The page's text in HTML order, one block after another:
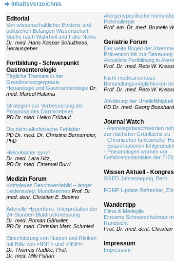
Inhaltsverzeichnis
Editorial
Von wissenschaftlicher Evidenz und
politischen Belangen Wissenschaft,
Suche nach Wahrheit und Fake News
Dr. med. Hans Kaspar Schulthess,
Herausgeber
Fortbildung - Schwerpunkt
Gastroenterologie
Tägliche Themata in der
Grundversorgerpraxis
Hepatologie und Gastroenterologie Dr.
med. Marcel Halama
Strategien zur Verbesserung der
Prognose des Darmkrebses
PD Dr. med. Heiko Frühauf
Die nicht-alkoholische Fettleber
PD Dr. med. Dr. Christine Bernsmeier,
PhD
Helicobacter pylori
Dr. med. Lara Hitz,
PD Dr. med. Emanuel Burri
Medizin Forum
Komplexes Beschwerdebild – langer
Leidensweg: Mundbrennen Prof. Dr.
med. dent. Christian E. Besimo
Arterielle Hypertonie: Interpretation der
24-Stunden-Blutdruckmessung
Dr. med. Roman Gähwiler,
PD Dr. med. Christian Marc Schmied
Einschätzung von Nutzen und Risiken
mit Hilfe von «NNT» und «NNH»
Dr. Thomas Radtke, Prof.
Dr. med. Milo Puhan
Allergenspezifische
Pollenallergie
Prof. em. Dr. med. Brunello
Geriatrie Forum
Der weite Bogen der
Prävention bis zur
Aktuellste Fortbildung in
Prof. Dr. med. Reto W.
Nicht-medikamentöse
Behandlungsmöglichkeiten
Prof. Dr. med. Reto W.
Abklärung der Urteilsfähigkeit
PD Dr. med. Georg Bosshard
Journal Watch
- Atemwegsbeschwerden
zur nächsten Grünfläche zu
- Chronischer funktioneller
- Exazerbationen
- Pneumologen warnen vor
Gefahrenpotentialen der E-
Wissen Aktuell -
SGED Jahrestagung, Bern
FOMF Update Refresher,
Wandertipp
Cima di Medeglia
Einsame Schneeschuhtour
Rundsicht
Prof. Dr. med. dent. Christian
Impressum
Impressum